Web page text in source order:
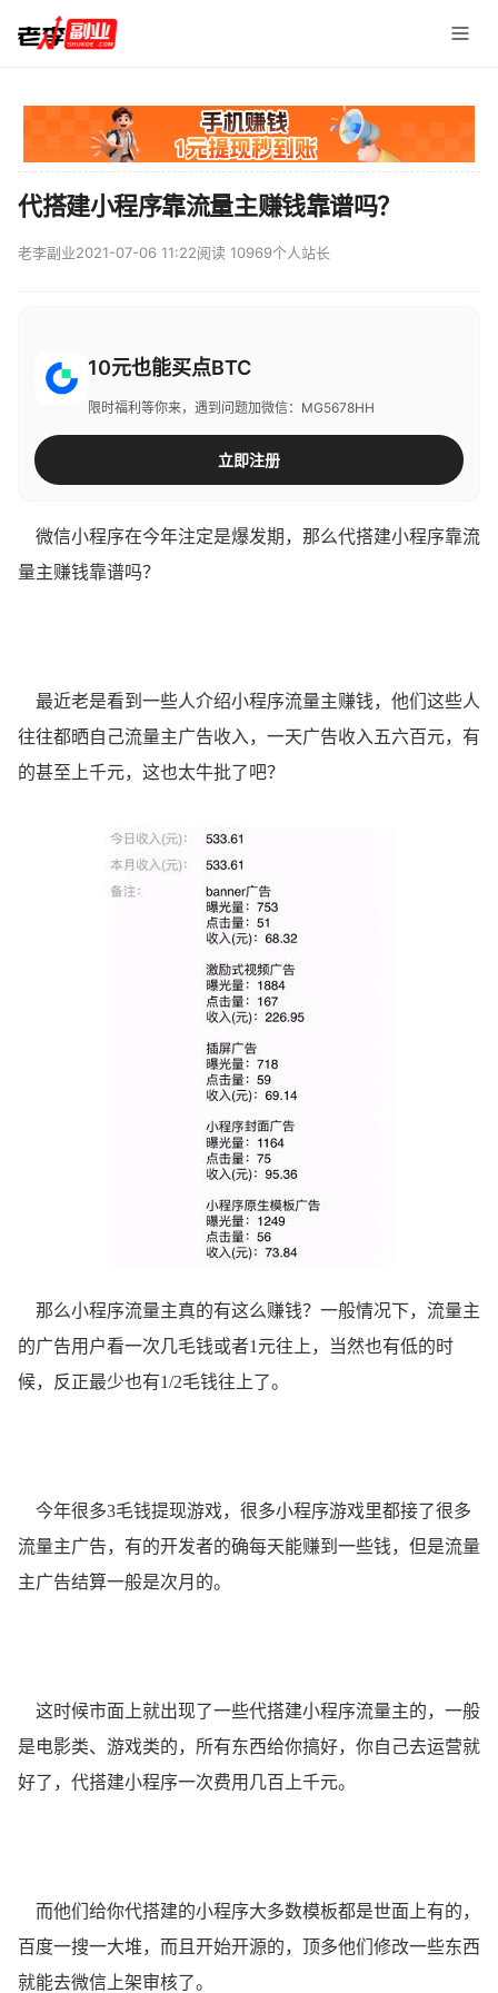
代搭建小程序靠流量主赚钱靠谱吗？
老李副业2021-07-06 11:22阅读 10969个人站长
10元也能买点BTC
限时福利等你来，遇到问题加微信：MG5678HH
立即注册
微信小程序在今年注定是爆发期，那么代搭建小程序靠流
量主赚钱靠谱吗？
最近老是看到一些人介绍小程序流量主赚钱，他们这些人
往往都晒自己流量主广告收入，一天广告收入五六百元，有
的甚至上千元，这也太牛批了吧？
那么小程序流量主真的有这么赚钱？一般情况下，流量主
的广告用户看一次几毛钱或者1元往上，当然也有低的时
候，反正最少也有1/2毛钱往上了。
今年很多3毛钱提现游戏，很多小程序游戏里都接了很多
流量主广告，有的开发者的确每天能赚到一些钱，但是流量
主广告结算一般是次月的。
这时候市面上就出现了一些代搭建小程序流量主的，一般
是电影类、游戏类的，所有东西给你搞好，你自己去运营就
好了，代搭建小程序一次费用几百上千元。
而他们给你代搭建的小程序大多数模板都是世面上有的，
百度一搜一大堆，而且开始开源的，顶多他们修改一些东西
就能去微信上架审核了。